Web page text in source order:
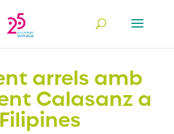
arrels amb
Calasanz a
Filipines